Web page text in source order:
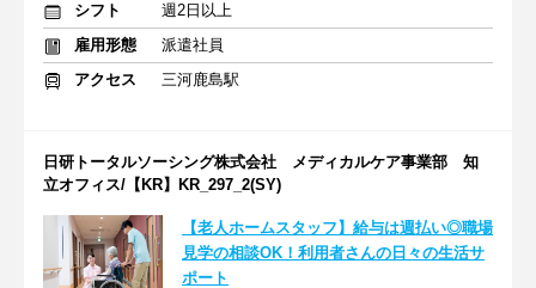
シフト
週2日以上
雇用形態
派遣社員
アクセス
三河鹿島駅
日研トータルソーシング株式会社 メディカルケア事業部 知
立オフィス/【KR】KR_297_2(SY)
【老人ホームスタッフ】給与は週払い◎職場
見学の相談OK！利用者さんの日々の生活サ
ポート